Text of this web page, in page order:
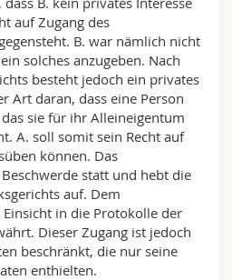
auf Zugang des
B. war nämlich nicht
solches anzugeben. Nach
besteht jedoch ein privates
Art daran, dass eine Person
sie für ihr Alleineigentum
A. soll somit sein Recht auf
können. Das
statt und hebt die
auf. Dem
in die Protokolle der
Dieser Zugang ist jedoch
beschränkt, die nur seine
enthielten.